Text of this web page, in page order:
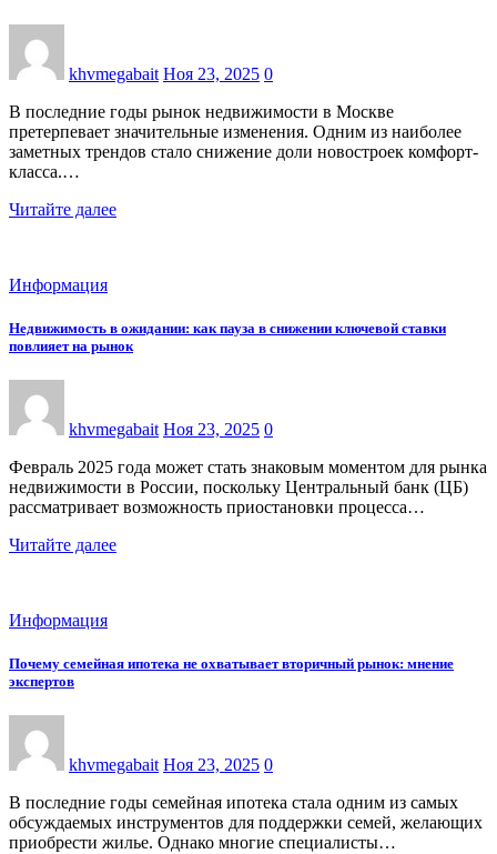
khvmegabait Ноя 23, 2025 0
В последние годы рынок недвижимости в Москве
претерпевает значительные изменения. Одним из наиболее
заметных трендов стало снижение доли новостроек комфорт-
класса.…
Читайте далее
Информация
Недвижимость в ожидании: как пауза в снижении ключевой ставки
повлияет на рынок
khvmegabait Ноя 23, 2025 0
Февраль 2025 года может стать знаковым моментом для рынка
недвижимости в России, поскольку Центральный банк (ЦБ)
рассматривает возможность приостановки процесса…
Читайте далее
Информация
Почему семейная ипотека не охватывает вторичный рынок: мнение
экспертов
khvmegabait Ноя 23, 2025 0
В последние годы семейная ипотека стала одним из самых
обсуждаемых инструментов для поддержки семей, желающих
приобрести жилье. Однако многие специалисты…